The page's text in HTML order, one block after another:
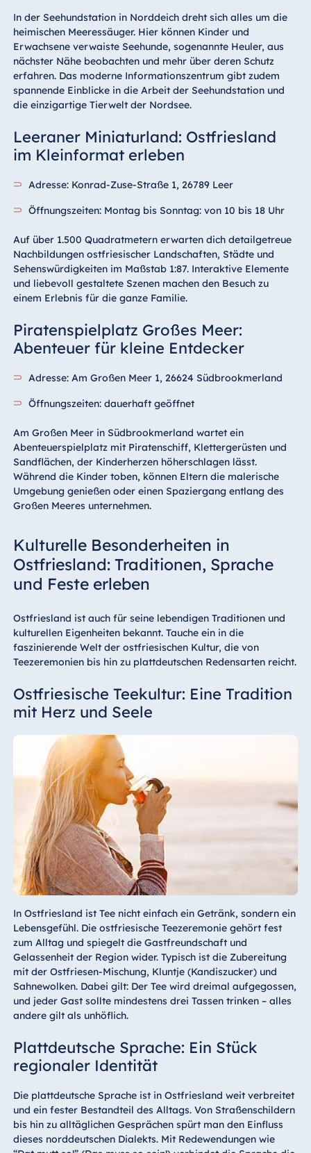
In der Seehundstation in Norddeich dreht sich alles um die
heimischen Meeressäuger. Hier können Kinder und
Erwachsene verwaiste Seehunde, sogenannte Heuler, aus
nächster Nähe beobachten und mehr über deren Schutz
erfahren. Das moderne Informationszentrum gibt zudem
spannende Einblicke in die Arbeit der Seehundstation und
die einzigartige Tierwelt der Nordsee.
Leeraner Miniaturland: Ostfriesland
im Kleinformat erleben
Adresse: Konrad-Zuse-Straße 1, 26789 Leer
Öffnungszeiten: Montag bis Sonntag: von 10 bis 18 Uhr
Auf über 1.500 Quadratmetern erwarten dich detailgetreue
Nachbildungen ostfriesischer Landschaften, Städte und
Sehenswürdigkeiten im Maßstab 1:87. Interaktive Elemente
und liebevoll gestaltete Szenen machen den Besuch zu
einem Erlebnis für die ganze Familie.
Piratenspielplatz Großes Meer:
Abenteuer für kleine Entdecker
Adresse: Am Großen Meer 1, 26624 Südbrookmerland
Öffnungszeiten: dauerhaft geöffnet
Am Großen Meer in Südbrookmerland wartet ein
Abenteuerspielplatz mit Piratenschiff, Klettergerüsten und
Sandflächen, der Kinderherzen höherschlagen lässt.
Während die Kinder toben, können Eltern die malerische
Umgebung genießen oder einen Spaziergang entlang des
Großen Meeres unternehmen.
Kulturelle Besonderheiten in
Ostfriesland: Traditionen, Sprache
und Feste erleben
Ostfriesland ist auch für seine lebendigen Traditionen und
kulturellen Eigenheiten bekannt. Tauche ein in die
faszinierende Welt der ostfriesischen Kultur, die von
Teezeremonien bis hin zu plattdeutschen Redensarten reicht.
Ostfriesische Teekultur: Eine Tradition
mit Herz und Seele
In Ostfriesland ist Tee nicht einfach ein Getränk, sondern ein
Lebensgefühl. Die ostfriesische Teezeremonie gehört fest
zum Alltag und spiegelt die Gastfreundschaft und
Gelassenheit der Region wider. Typisch ist die Zubereitung
mit der Ostfriesen-Mischung, Kluntje (Kandiszucker) und
Sahnewolken. Dabei gilt: Der Tee wird dreimal aufgegossen,
und jeder Gast sollte mindestens drei Tassen trinken – alles
andere gilt als unhöflich.
Plattdeutsche Sprache: Ein Stück
regionaler Identität
Die plattdeutsche Sprache ist in Ostfriesland weit verbreitet
und ein fester Bestandteil des Alltags. Von Straßenschildern
bis hin zu alltäglichen Gesprächen spürt man den Einfluss
dieses norddeutschen Dialekts. Mit Redewendungen wie